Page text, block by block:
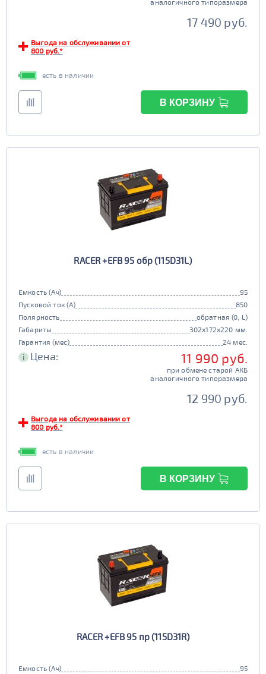
аналогичного типоразмера
17 490 руб.
Выгода на обслуживании от
800 руб.*
есть в наличии
В КОРЗИНУ
RACER +EFB 95 обр (115D31L)
Емкость (Ач)
95
Пусковой ток (А)
850
Полярность
обратная (0, L)
Габариты
302x172x220 мм.
Гарантия (мес)
24 мес.
i Цена: 11 990 руб.
при обмене старой АКБ
аналогичного типоразмера
12 990 руб.
Выгода на обслуживании от
800 руб.*
есть в наличии
В КОРЗИНУ
RACER +EFB 95 пр (115D31R)
Емкость (Ач)
95